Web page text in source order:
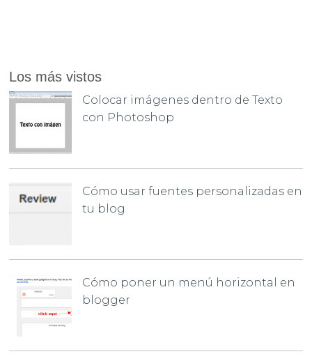
Los más vistos
Colocar imágenes dentro de Texto
con Photoshop
Cómo usar fuentes personalizadas en
tu blog
Cómo poner un menú horizontal en
blogger